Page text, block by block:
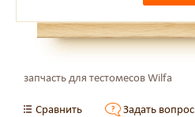
запчасть для тестомесов Wilfa
Сравнить Задать вопрос